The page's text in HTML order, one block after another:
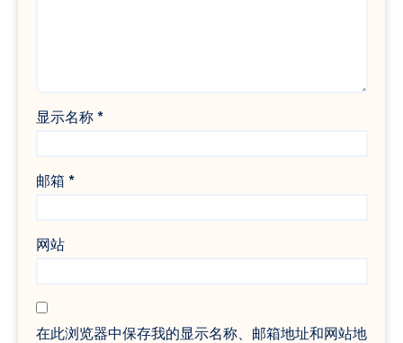
显示名称 *
邮箱 *
网站
在此浏览器中保存我的显示名称、邮箱地址和网站地